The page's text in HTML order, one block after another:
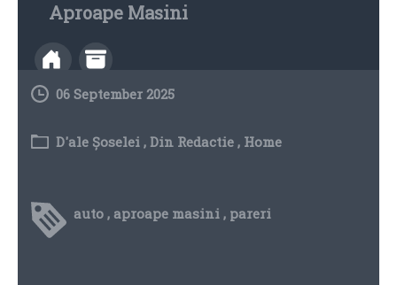
Aproape Masini
06 September 2025
D'ale Șoselei , Din Redactie , Home
auto , aproape masini , pareri